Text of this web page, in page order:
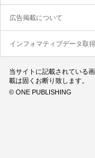
2024年夏ドラ
松本若菜
西園寺さんは
広告掲載について
インフォマティブデータ取
当サイトに記載されている
載は固くお断り致します。
© ONE PUBLISHING